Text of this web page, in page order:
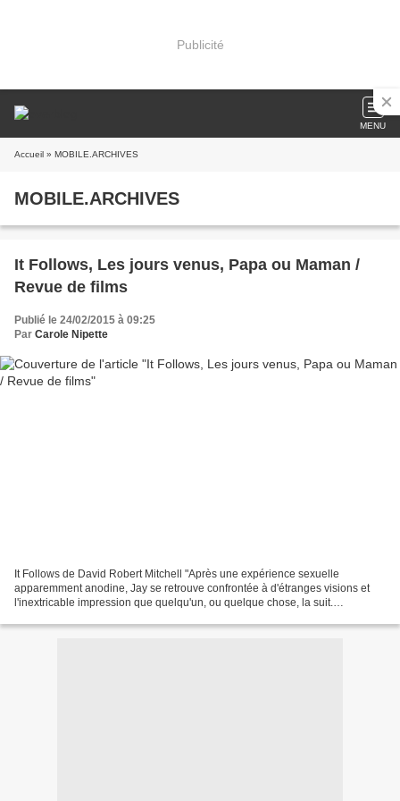
Publicité
MENU
Accueil » MOBILE.ARCHIVES
MOBILE.ARCHIVES
It Follows, Les jours venus, Papa ou Maman /
Revue de films
Publié le 24/02/2015 à 09:25
Par Carole Nipette
It Follows de David Robert Mitchell "Après une expérience sexuelle
apparemment anodine, Jay se retrouve confrontée à d'étranges visions et
l'inextricable impression que quelqu'un, ou quelque chose, la suit.